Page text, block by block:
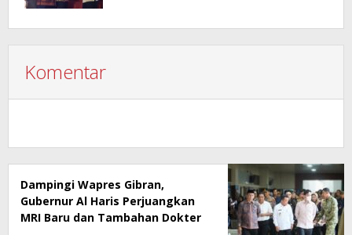
Komentar
Dampingi Wapres Gibran,
Gubernur Al Haris Perjuangkan
MRI Baru dan Tambahan Dokter